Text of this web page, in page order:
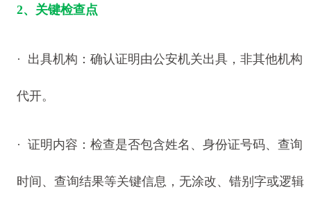
2、关键检查点
· 出具机构：确认证明由公安机关出具，非其他机构
代开。
· 证明内容：检查是否包含姓名、身份证号码、查询
时间、查询结果等关键信息，无涂改、错别字或逻辑